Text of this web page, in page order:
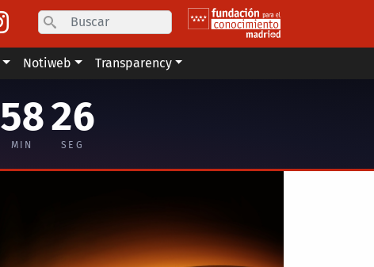
Search
Notiweb Transparency
58
MIN
25
SEG